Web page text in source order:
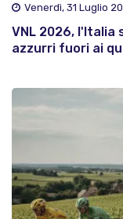
Venerdì, 31 Luglio
VNL 2026, l'Italia
azzurri fuori ai